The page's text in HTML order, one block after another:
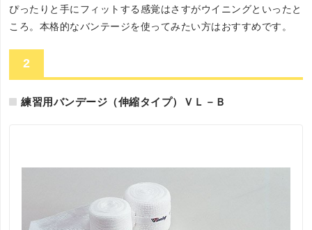
ぴったりと手にフィットする感覚はさすがウイニングといったと
ころ。本格的なバンテージを使ってみたい方はおすすめです。
2
練習用バンデージ（伸縮タイプ）ＶＬ－Ｂ